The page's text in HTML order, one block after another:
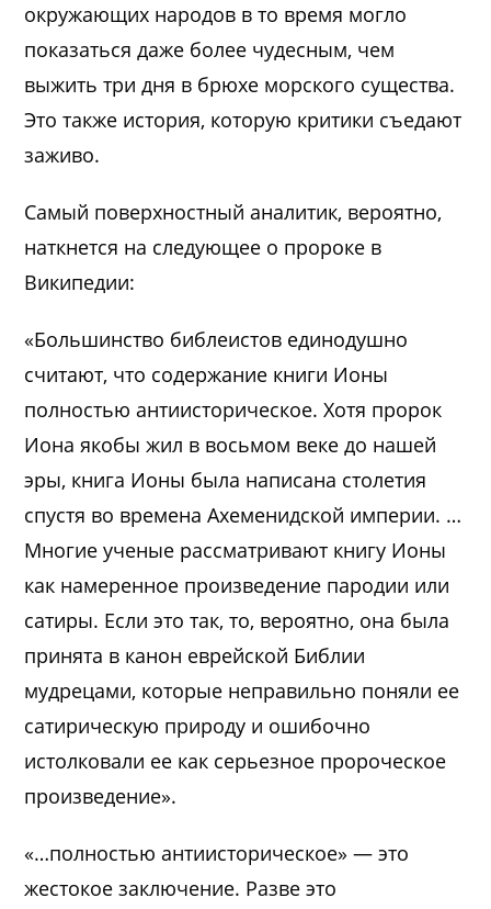
окружающих народов в то время могло
показаться даже более чудесным, чем
выжить три дня в брюхе морского существа.
Это также история, которую критики съедают
заживо.
Самый поверхностный аналитик, вероятно,
наткнется на следующее о пророке в
Википедии:
«Большинство библеистов единодушно
считают, что содержание книги Ионы
полностью антиисторическое. Хотя пророк
Иона якобы жил в восьмом веке до нашей
эры, книга Ионы была написана столетия
спустя во времена Ахеменидской империи. …
Многие ученые рассматривают книгу Ионы
как намеренное произведение пародии или
сатиры. Если это так, то, вероятно, она была
принята в канон еврейской Библии
мудрецами, которые неправильно поняли ее
сатирическую природу и ошибочно
истолковали ее как серьезное пророческое
произведение».
«…полностью антиисторическое» — это
жестокое заключение. Разве это